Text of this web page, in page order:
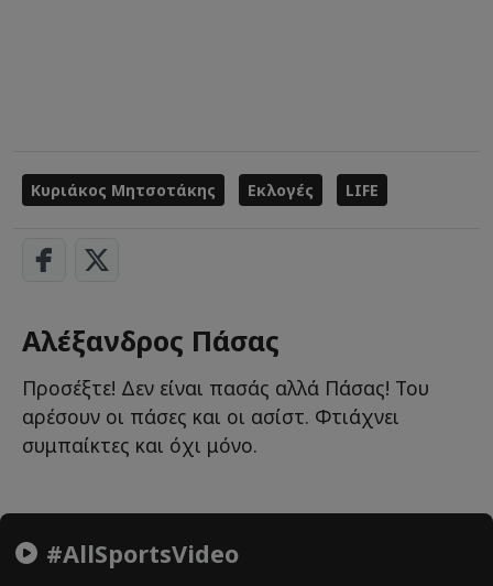
Κυριάκος Μητσοτάκης Εκλογές LIFE
Αλέξανδρος Πάσας
Προσέξτε! Δεν είναι πασάς αλλά Πάσας! Του
αρέσουν οι πάσες και οι ασίστ. Φτιάχνει
συμπαίκτες και όχι μόνο.
#AllSportsVideo